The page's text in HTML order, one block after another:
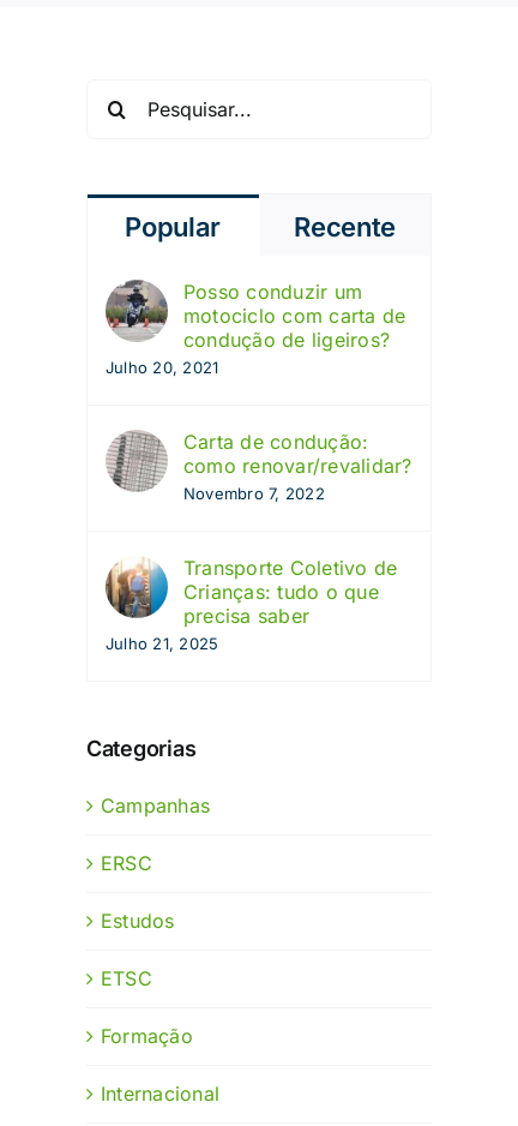
Popular Recente
Posso conduzir um
motociclo com carta de
condução de ligeiros?
Julho 20, 2021
Carta de condução:
como renovar/revalidar?
Novembro 7, 2022
Transporte Coletivo de
Crianças: tudo o que
precisa saber
Julho 21, 2025
Categorias
Campanhas
ERSC
Estudos
ETSC
Formação
Internacional